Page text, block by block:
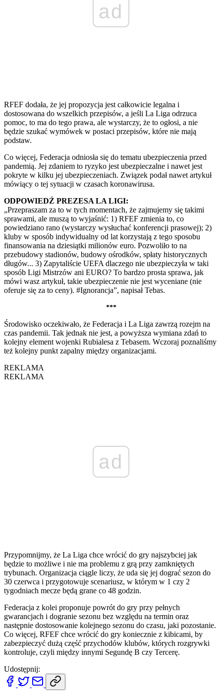
ad
RFEF dodała, że jej propozycja jest całkowicie legalna i
dostosowana do wszelkich przepisów, a jeśli La Liga odrzuca
pomoc, to ma do tego prawa, ale wystarczy, że to ogłosi, a nie
będzie szukać wymówek w postaci przepisów, które nie mają
podstaw.
Co więcej, Federacja odniosła się do tematu ubezpieczenia przed
pandemią. Jej zdaniem to ryzyko jest ubezpieczalne i nawet jest
pokryte w kilku jej ubezpieczeniach. Związek podał nawet artykuł
mówiący o tej sytuacji w czasach koronawirusa.
ODPOWIEDŹ PREZESA LA LIGI:
„Przepraszam za to w tych momentach, że zajmujemy się takimi
sprawami, ale muszą to wyjaśnić: 1) RFEF zmienia to, co
powiedziano rano (wystarczy wysłuchać konferencji prasowej); 2)
kluby w sposób indywidualny od lat korzystają z tego sposobu
finansowania na dziesiątki milionów euro. Pozwoliło to na
przebudowy stadionów, budowy ośrodków, spłaty historycznych
długów... 3) Zapytaliście UEFA dlaczego nie ubezpieczyła w taki
sposób Ligi Mistrzów ani EURO? To bardzo prosta sprawa, jak
mówi wasz artykuł, takie ubezpieczenie nie jest wyceniane (nie
oferuje się za to ceny). #Ignorancja”, napisał Tebas.
***
Środowisko oczekiwało, że Federacja i La Liga zawrzą rozejm na
czas pandemii. Tak jednak nie jest, a powyższa wymiana zdań to
kolejny element wojenki Rubialesa z Tebasem. Wczoraj poznaliśmy
też kolejny punkt zapalny między organizacjami.
REKLAMA
REKLAMA
ad
Przypomnijmy, że La Liga chce wrócić do gry najszybciej jak
będzie to możliwe i nie ma problemu z grą przy zamkniętych
trybunach. Organizacja ciągle liczy, że uda się jej dograć sezon do
30 czerwca i przygotowuje scenariusz, w którym w 1 czy 2
tygodniach mecze będą grane co 48 godzin.
Federacja z kolei proponuje powrót do gry przy pełnych
gwarancjach i dogranie sezonu bez względu na termin oraz
następnie dostosowanie kolejnego sezonu do czasu, jaki pozostanie.
Co więcej, RFEF chce wrócić do gry koniecznie z kibicami, by
zabezpieczyć dużą część przychodów klubów, których rozgrywki
kontroluje, czyli między innymi Segundę B czy Tercerę.
Udostępnij: